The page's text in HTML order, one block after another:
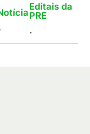
,
Editais da
PRE
.